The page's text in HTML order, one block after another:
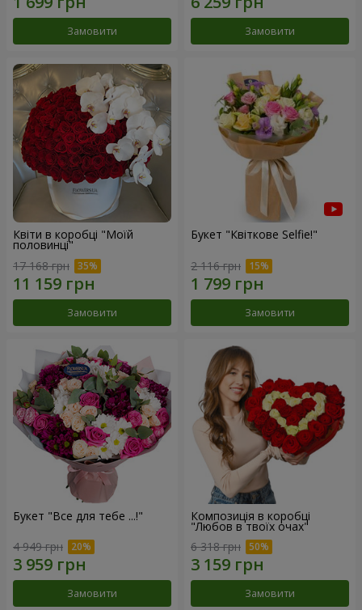
Замовити Замовити
Квіти в коробці "Моїй
половинці"
17 168 грн
Замовити
Букет "Квіткове Selfie!"
2 116 грн
Замовити
Букет "Все для тебе ...!"
4 949 грн
Замовити
Композиція в коробці
"Любов в твоїх очах"
6 318 грн
Замовити